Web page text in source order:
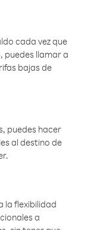
cada vez que
puedes llamar a
bajas de
puedes hacer
al destino de
la flexibilidad
a